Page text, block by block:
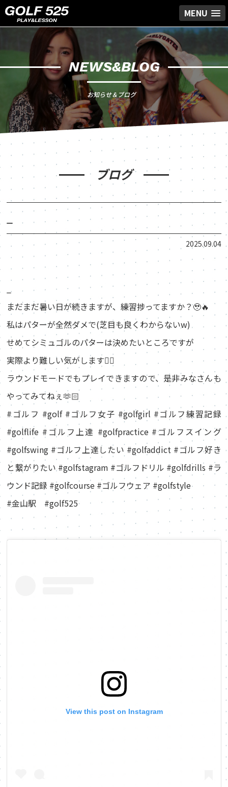
MENU
NEWS&BLOG
お知らせ＆ブログ
ブログ
2025.09.04
_
まだまだ暑い日が続きますが、練習捗ってますか？🥹🔥
私はパターが全然ダメで(芝目も良くわからないw)
せめてシミュゴルのパターは決めたいところですが
実際より難しい気がします😮‍💨
ラウンドモードでもプレイできますので、是非みなさんも
やってみてねぇ🫶🏻
#ゴルフ #golf #ゴルフ女子 #golfgirl #ゴルフ練習記録
#golflife #ゴルフ上達 #golfpractice #ゴルフスイング
#golfswing #ゴルフ上達したい #golfaddict #ゴルフ好き
と繋がりたい #golfstagram #ゴルフドリル #golfdrills #ラ
ウンド記録 #golfcourse #ゴルフウェア #golfstyle
#金山駅 #golf525
View this post on Instagram